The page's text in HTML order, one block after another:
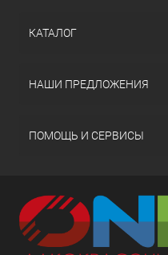
КАТАЛОГ
НАШИ ПРЕДЛОЖЕНИЯ
ПОМОЩЬ И СЕРВИСЫ